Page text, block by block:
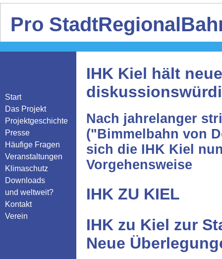
Pro
Start
Das Projekt
Projektgeschichte
Presse
Häufige Fragen
Veranstaltungen
Klimaschutz
Downloads
und weltweit?
Kontakt
Verein
IHK Kiel hält
Nach jahrelanger
("Bimmelbahn von
sich die IHK Kiel
Vorgehensweise
IHK ZU KIEL
IHK zu Kiel zur
Neue